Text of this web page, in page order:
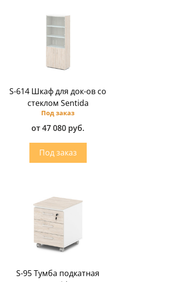
S-614 Шкаф для док-ов со
стеклом Sentida
Под заказ
от 47 080 руб.
S-95 Тумба подкатная